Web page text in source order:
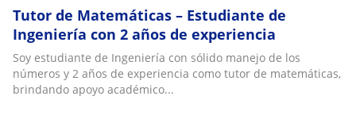
Tutor de Matemáticas – Estudiante de
Ingeniería con 2 años de experiencia
Soy estudiante de Ingeniería con sólido manejo de los
números y 2 años de experiencia como tutor de matemáticas,
brindando apoyo académico...